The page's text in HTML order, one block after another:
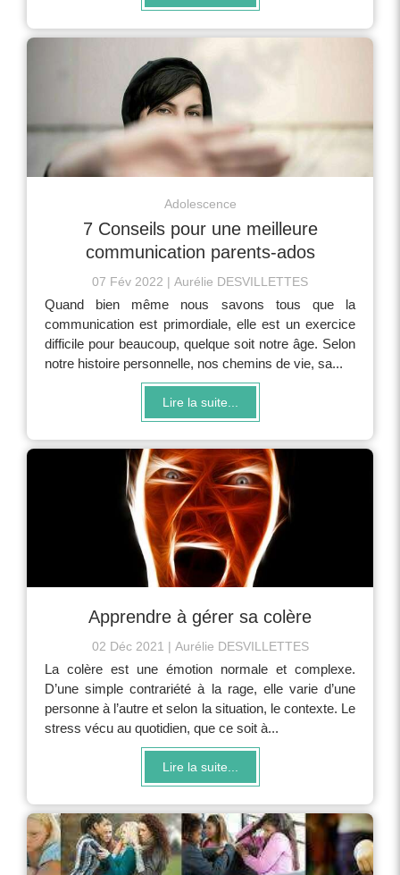
Adolescence
7 Conseils pour une meilleure
communication parents-ados
07 Fév 2022 Aurélie DESVILLETTES
Quand bien même nous savons tous que la
communication est primordiale, elle est un exercice
difficile pour beaucoup, quelque soit notre âge. Selon
notre histoire personnelle, nos chemins de vie, sa...
Lire la suite...
Apprendre à gérer sa colère
02 Déc 2021 Aurélie DESVILLETTES
La colère est une émotion normale et complexe.
D’une simple contrariété à la rage, elle varie d’une
personne à l’autre et selon la situation, le contexte. Le
stress vécu au quotidien, que ce soit à...
Lire la suite...